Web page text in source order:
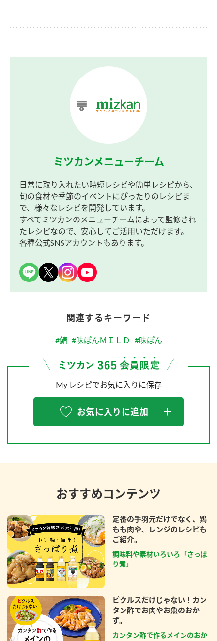
ミツカンメニューチーム
日常に取り入れたい時短レシピや簡単レシピから、
旬の食材や季節のイベントにぴったりのレシピま
で、様々なレシピを開発しています。
すべてミツカンのメニューチームによって監修され
たレシピなので、安心してご活用いただけます。
各種公式SNSアカウントもあります。
関連するキーワード
#鯖 #味ぽんＭＩＬＤ #味ぽん
My レシピでお気に入りに保存
お気に入りに追加
おすすめコンテンツ
定番の手羽元だけでなく、鶏
もも肉や、レンジのレシピも
ご紹介。
調味料や素材いろいろ「さっぱ
り煮」
ピクルスだけじゃない！カン
タン酢でお肉やお魚のおか
ず。
カンタン酢で作るメインのおか